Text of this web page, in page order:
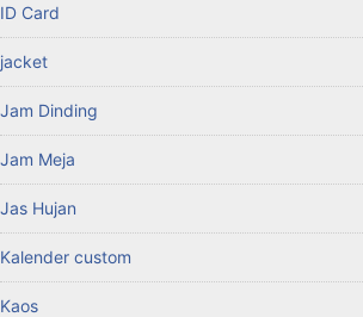
ID Card
jacket
Jam Dinding
Jam Meja
Jas Hujan
Kalender custom
Kaos